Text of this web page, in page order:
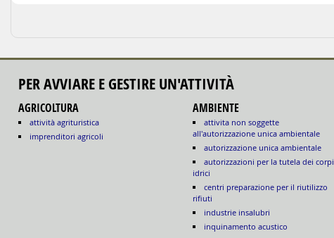
PER AVVIARE E GESTIRE UN'ATTIVITÀ
AGRICOLTURA
attività agrituristica
imprenditori agricoli
AMBIENTE
attivita non soggette
all'autorizzazione unica ambientale
autorizzazione unica ambientale
autorizzazioni per la tutela dei corpi
idrici
centri preparazione per il riutilizzo
rifiuti
industrie insalubri
inquinamento acustico